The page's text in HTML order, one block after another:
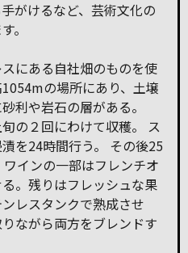
がけるなど、芸術文化の
。
にある自社畑のものを使
の場所にあり、土壌
利や岩石の層がある。
の２回にわけて収穫。 ス
を24時間行う。 その後25
インの一部はフレンチオ
。残りはフレッシュな果
レスタンクで熟成させ
ながら両方をブレンドす